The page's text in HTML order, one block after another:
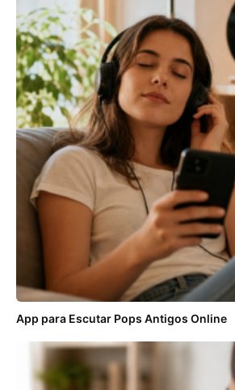
App para Escutar Pops Antigos Online